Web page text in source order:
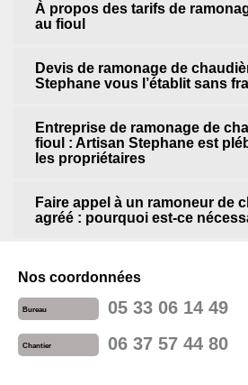
À propos des tarifs de
au fioul
Devis de ramonage de
Stephane vous l’établit sans
Entreprise de ramonage de
fioul : Artisan Stephane est
les propriétaires
Faire appel à un ramoneur de
agréé : pourquoi est-ce
Nos coordonnées
Bureau 05 33 06 14 49
Chantier 06 37 57 44 80